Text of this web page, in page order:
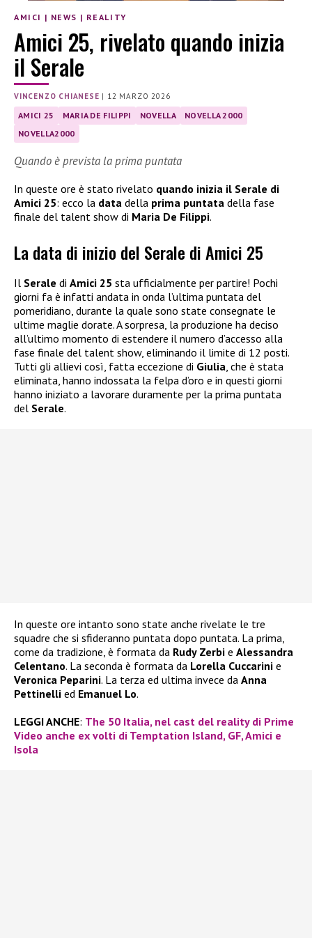
AMICI | NEWS | REALITY
Amici 25, rivelato quando inizia
il Serale
VINCENZO CHIANESE | 12 MARZO 2026
AMICI 25 MARIA DE FILIPPI NOVELLA
NOVELLA 2000
NOVELLA2000
Quando è prevista la prima puntata
In queste ore è stato rivelato quando inizia il Serale di
Amici 25: ecco la data della prima puntata della fase
finale del talent show di Maria De Filippi.
La data di inizio del Serale di Amici 25
Il Serale di Amici 25 sta ufficialmente per partire! Pochi
giorni fa è infatti andata in onda l’ultima puntata del
pomeridiano, durante la quale sono state consegnate le
ultime maglie dorate. A sorpresa, la produzione ha deciso
all’ultimo momento di estendere il numero d’accesso alla
fase finale del talent show, eliminando il limite di 12 posti.
Tutti gli allievi così, fatta eccezione di Giulia , che è stata
eliminata, hanno indossata la felpa d’oro e in questi giorni
hanno iniziato a lavorare duramente per la prima puntata
del Serale.
In queste ore intanto sono state anche rivelate le tre
squadre che si sfideranno puntata dopo puntata. La prima,
come da tradizione, è formata da Rudy Zerbi e Alessandra
Celentano. La seconda è formata da Lorella Cuccarini e
Veronica Peparini. La terza ed ultima invece da Anna
Pettinelli ed Emanuel Lo.
LEGGI ANCHE: The 50 Italia, nel cast del reality di Prime
Video anche ex volti di Temptation Island, GF, Amici e
Isola